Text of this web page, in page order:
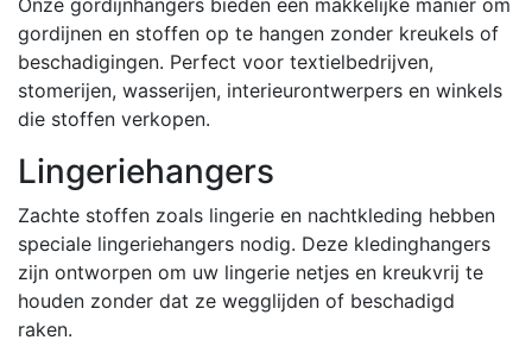
gordijnen en stoffen op te hangen zonder kreukels of
beschadigingen. Perfect voor textielbedrijven,
stomerijen, wasserijen, interieurontwerpers en winkels
die stoffen verkopen.
Lingeriehangers
Zachte stoffen zoals lingerie en nachtkleding hebben
speciale lingeriehangers nodig. Deze kledinghangers
zijn ontworpen om uw lingerie netjes en kreukvrij te
houden zonder dat ze wegglijden of beschadigd
raken.